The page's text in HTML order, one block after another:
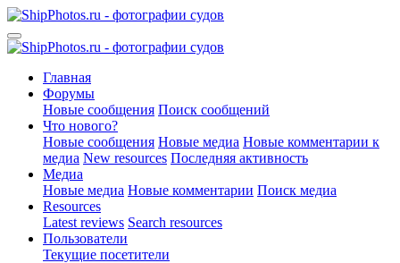
Главная
Форумы
Новые сообщения Поиск сообщений
Что нового?
Новые сообщения Новые медиа Новые комментарии к
медиа New resources Последняя активность
Медиа
Новые медиа Новые комментарии Поиск медиа
Resources
Latest reviews Search resources
Пользователи
Текущие посетители